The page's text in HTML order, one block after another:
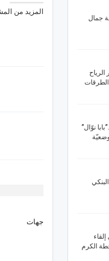
المزيد من
جهات
جمال
الرياح
الطرقات
نوّال”
الكرم
منوبة.. مربو الأرانب
خسائرهم في حال
القيروان.. غدا انطلاق
جمعية الاتحاد